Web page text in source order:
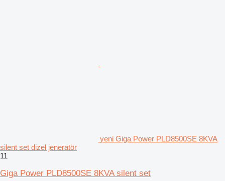
yeni Giga Power PLD8500SE 8KVA
silent set dizel jeneratör
11
Giga Power PLD8500SE 8KVA silent set